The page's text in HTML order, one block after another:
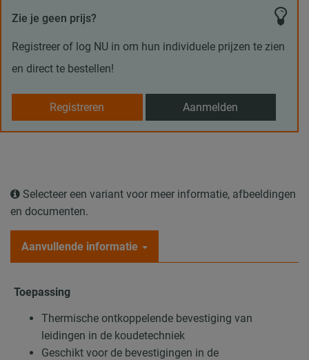
Zie je geen prijs?
Registreer of log NU in om hun individuele prijzen te zien
en direct te bestellen!
Registreren Aanmelden
Selecteer een variant voor meer informatie, afbeeldingen
en documenten.
Aanvullende informatie
Toepassing
Thermische ontkoppelende bevestiging van
leidingen in de koudetechniek
Geschikt voor de bevestigingen in de